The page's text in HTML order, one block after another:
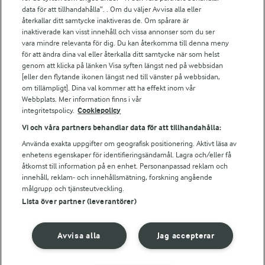
Arla.com
Falbygdens Ost
Arla webbshop
Bildbank
Följ oss
© 2026 Arla Foods
Integritetspolicy
data för att tillhandahålla”. . Om du väljer Avvisa alla eller
återkallar ditt samtycke inaktiveras de. Om spårare är
inaktiverade kan visst innehåll och vissa annonser som du ser
vara mindre relevanta för dig. Du kan återkomma till denna meny
för att ändra dina val eller återkalla ditt samtycke när som helst
genom att klicka på länken Visa syften längst ned på webbsidan
[eller den flytande ikonen längst ned till vänster på webbsidan,
om tillämpligt]. Dina val kommer att ha effekt inom vår
Webbplats. Mer information finns i vår
integritetspolicy. Cookiepolicy
Vi och våra partners behandlar data för att tillhandahålla:
Använda exakta uppgifter om geografisk positionering. Aktivt läsa av
enhetens egenskaper för identifieringsändamål. Lagra och/eller få
åtkomst till information på en enhet. Personanpassad reklam och
innehåll, reklam- och innehållsmätning, forskning angående
målgrupp och tjänsteutveckling.
Lista över partner (leverantörer)
Jag accepterar
Avvisa alla